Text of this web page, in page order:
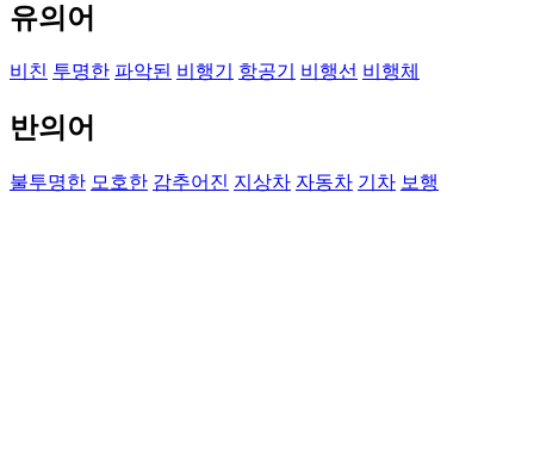
유의어
비친 투명한 파악된 비행기 항공기 비행선 비행체
반의어
불투명한 모호한 감추어진 지상차 자동차 기차 보행